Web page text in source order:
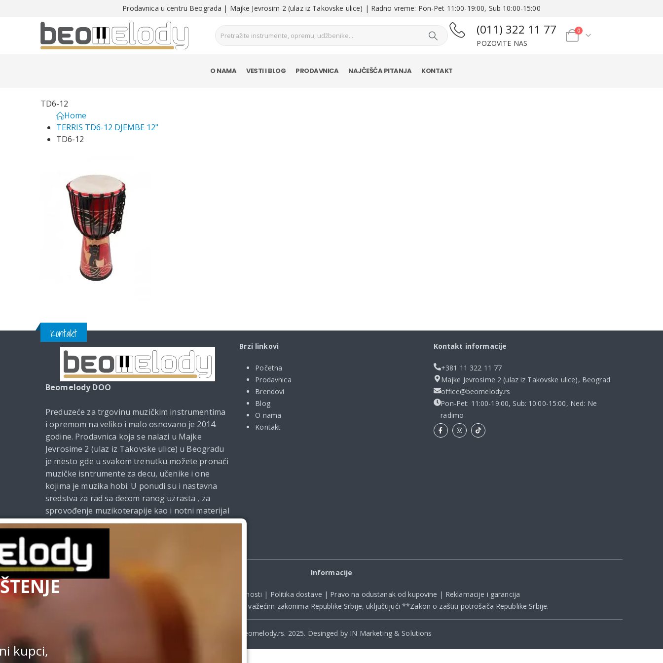
Prodavnica u centru Beograda | Majke Jevrosim 2 (ulaz iz Takovske ulice) | Radno vreme: Pon-Pet 11:00-19:00, Sub 10:00-15:00
(011) 322 11 77
POZOVITE NAS
0
O NAMA VESTI I BLOG PRODAVNICA NAJČEŠĆA PITANJA KONTAKT
TD6-12
Home
TERRIS TD6-12 DJEMBE 12"
TD6-12
Kontakt
Beomelody DOO
Preduzeće za trgovinu muzičkim instrumentima
i opremom na veliko i malo osnovano je 2014.
godine. Prodavnica koja se nalazi u Majke
Jevrosime 2 (ulaz iz Takovske ulice) u Beogradu
je mesto gde u svakom trenutku možete pronaći
muzičke isntrumente za decu, učenike i one
kojima je muzika hobi. U ponudi su i nastavna
sredstva za rad sa decom ranog uzrasta , za
sprovođenje muzikoterapije kao i notni materijal
i udžbenici za muzičke škole. Od 2021. godine
Beomelody se bavi i izdavačkom delatnošću.
Brzi linkovi
Početna
Prodavnica
Brendovi
Blog
O nama
Kontakt
Kontakt informacije
+381 11 322 11 77
Majke Jevrosime 2 (ulaz iz Takovske ulice), Beograd
office@beomelody.rs
Pon-Pet: 11:00-19:00, Sub: 10:00-15:00, Ned: Ne
radimo
Kupovina na sajtu obavlja se u skladu sa važećim zakonima Republike Srbije, uključujući **Zakon o zaštiti potrošača Republike Srbije.
Informacije
Politika privatnosti | Politika dostave | Pravo na odustanak od kupovine | Reklamacije i garancija
© Beomelody.rs. 2025. Desinged by IN Marketing & Solutions
kupci,